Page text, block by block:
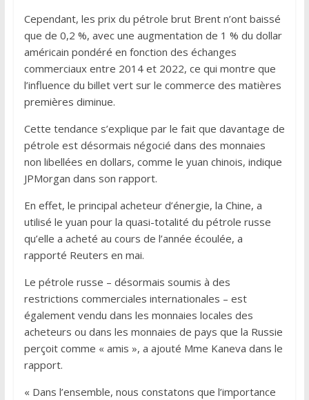
Cependant, les prix du pétrole brut Brent n’ont baissé
que de 0,2 %, avec une augmentation de 1 % du dollar
américain pondéré en fonction des échanges
commerciaux entre 2014 et 2022, ce qui montre que
l’influence du billet vert sur le commerce des matières
premières diminue.
Cette tendance s’explique par le fait que davantage de
pétrole est désormais négocié dans des monnaies
non libellées en dollars, comme le yuan chinois, indique
JPMorgan dans son rapport.
En effet, le principal acheteur d’énergie, la Chine, a
utilisé le yuan pour la quasi-totalité du pétrole russe
qu’elle a acheté au cours de l’année écoulée, a
rapporté Reuters en mai.
Le pétrole russe – désormais soumis à des
restrictions commerciales internationales – est
également vendu dans les monnaies locales des
acheteurs ou dans les monnaies de pays que la Russie
perçoit comme « amis », a ajouté Mme Kaneva dans le
rapport.
« Dans l’ensemble, nous constatons que l’importance